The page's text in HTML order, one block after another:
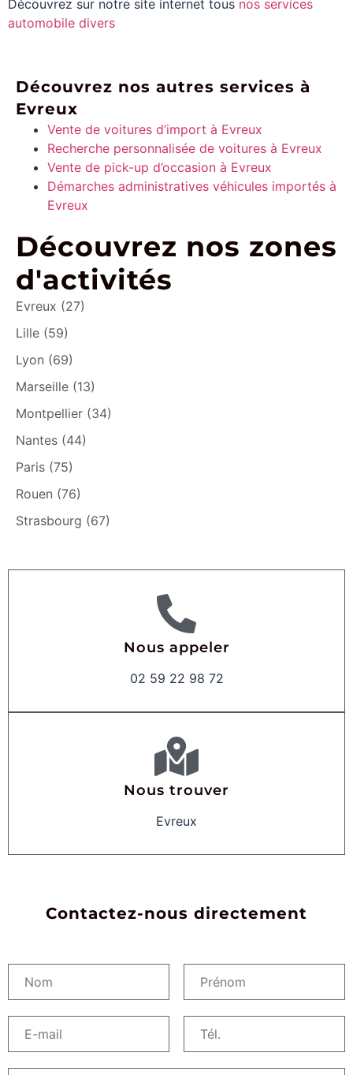
Découvrez sur notre site internet tous nos services
automobile divers
Découvrez nos autres services à
Evreux
Vente de voitures d’import à Evreux
Recherche personnalisée de voitures à Evreux
Vente de pick-up d’occasion à Evreux
Démarches administratives véhicules importés à
Evreux
Découvrez nos zones
d'activités
Evreux (27)
Lille (59)
Lyon (69)
Marseille (13)
Montpellier (34)
Nantes (44)
Paris (75)
Rouen (76)
Strasbourg (67)
Nous appeler
02 59 22 98 72
Nous trouver
Evreux
Contactez-nous directement